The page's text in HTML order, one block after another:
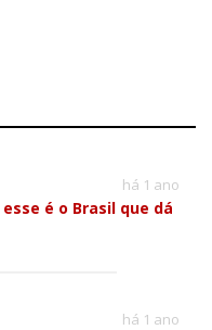
há 1 ano
é o Brasil que dá
há 1 ano